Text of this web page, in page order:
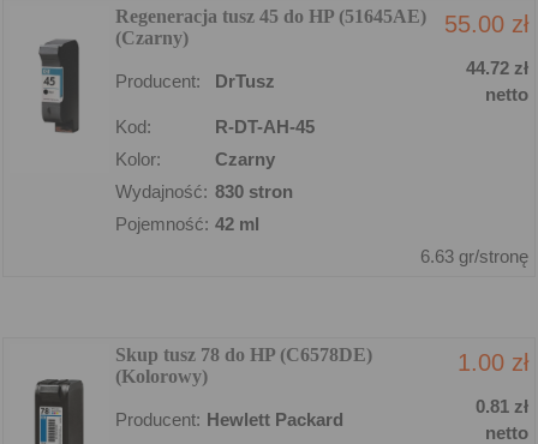
Regeneracja tusz 45 do HP (51645AE)
(Czarny)
55.00 zł
Producent: DrTusz
44.72 zł
netto
Kod:
R-DT-AH-45
Kolor:
Czarny
Wydajność: 830 stron
Pojemność: 42 ml
6.63 gr/stronę
Skup tusz 78 do HP (C6578DE)
(Kolorowy)
1.00 zł
Producent: Hewlett Packard
0.81 zł
netto